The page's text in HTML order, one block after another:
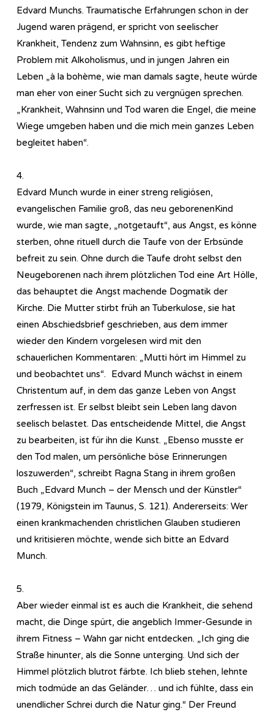
Edvard Munchs. Traumatische Erfahrungen schon in der
Jugend waren prägend, er spricht von seelischer
Krankheit, Tendenz zum Wahnsinn, es gibt heftige
Problem mit Alkoholismus, und in jungen Jahren ein
Leben „à la bohème, wie man damals sagte, heute würde
man eher von einer Sucht sich zu vergnügen sprechen.
„Krankheit, Wahnsinn und Tod waren die Engel, die meine
Wiege umgeben haben und die mich mein ganzes Leben
begleitet haben“.
4.
Edvard Munch wurde in einer streng religiösen,
evangelischen Familie groß, das neu geborenenKind
wurde, wie man sagte, „notgetauft“, aus Angst, es könne
sterben, ohne rituell durch die Taufe von der Erbsünde
befreit zu sein. Ohne durch die Taufe droht selbst den
Neugeborenen nach ihrem plötzlichen Tod eine Art Hölle,
das behauptet die Angst machende Dogmatik der
Kirche. Die Mutter stirbt früh an Tuberkulose, sie hat
einen Abschiedsbrief geschrieben, aus dem immer
wieder den Kindern vorgelesen wird mit den
schauerlichen Kommentaren: „Mutti hört im Himmel zu
und beobachtet uns“. Edvard Munch wächst in einem
Christentum auf, in dem das ganze Leben von Angst
zerfressen ist. Er selbst bleibt sein Leben lang davon
seelisch belastet. Das entscheidende Mittel, die Angst
zu bearbeiten, ist für ihn die Kunst. „Ebenso musste er
den Tod malen, um persönliche böse Erinnerungen
loszuwerden“, schreibt Ragna Stang in ihrem großen
Buch „Edvard Munch – der Mensch und der Künstler“
(1979, Königstein im Taunus, S. 121). Andererseits: Wer
einen krankmachenden christlichen Glauben studieren
und kritisieren möchte, wende sich bitte an Edvard
Munch.
5.
Aber wieder einmal ist es auch die Krankheit, die sehend
macht, die Dinge spürt, die angeblich Immer-Gesunde in
ihrem Fitness – Wahn gar nicht entdecken. „Ich ging die
Straße hinunter, als die Sonne unterging. Und sich der
Himmel plötzlich blutrot färbte. Ich blieb stehen, lehnte
mich todmüde an das Geländer… und ich fühlte, dass ein
unendlicher Schrei durch die Natur ging.“ Der Freund